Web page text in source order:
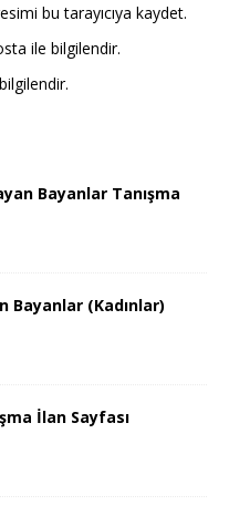
bu tarayıcıya kaydet.
ile bilgilendir.
Bayanlar Tanışma
Bayanlar (Kadınlar)
İlan Sayfası